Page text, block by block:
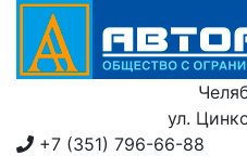
ул.
+7 (351) 796-66-88